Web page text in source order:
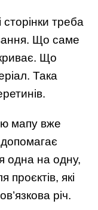
треба
Що саме
Що
Така
мапу вже
одна на одну,
які
річ.